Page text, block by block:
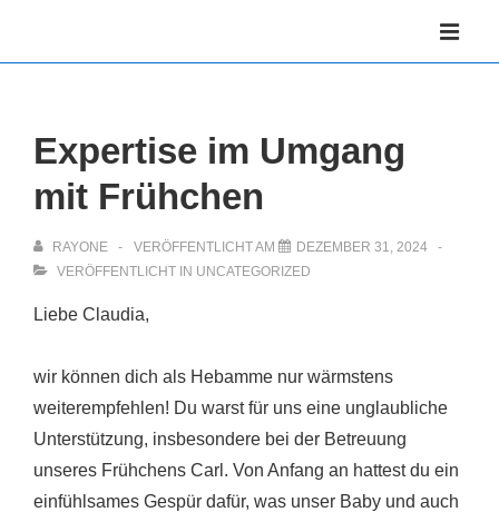
Expertise im Umgang
mit Frühchen
RAYONE VERÖFFENTLICHT AM
DEZEMBER 31, 2024
VERÖFFENTLICHT IN UNCATEGORIZED
Liebe Claudia,
wir können dich als Hebamme nur wärmstens
weiterempfehlen! Du warst für uns eine unglaubliche
Unterstützung, insbesondere bei der Betreuung
unseres Frühchens Carl. Von Anfang an hattest du ein
einfühlsames Gespür dafür, was unser Baby und auch